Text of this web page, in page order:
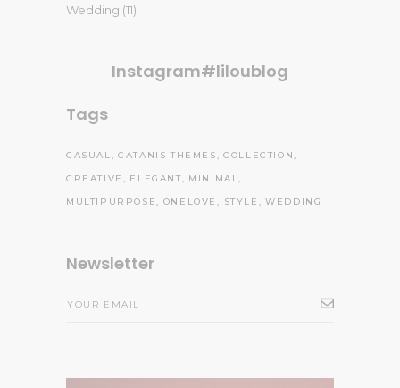
Wedding (11)
Instagram#liloublog
Tags
CASUAL CATANIS THEMES
COLLECTION
CREATIVE
ELEGANT
MINIMAL
MULTIPURPOSE
ONELOVE STYLE WEDDING
Newsletter